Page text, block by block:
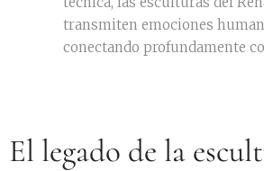
transmiten emociones
conectando profundamente
El legado de la